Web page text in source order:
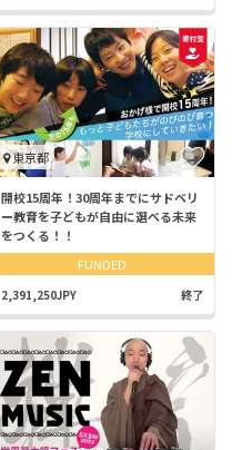
東京都
開校15周年！30周年までにサドベリ
ー教育を子どもが自由に選べる未来
をつくる！！
FUNDED
2,391,250JPY 終了